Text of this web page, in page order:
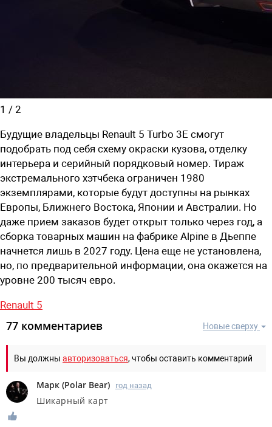
1 / 2
Будущие владельцы Renault 5 Turbo 3E смогут
подобрать под себя схему окраски кузова, отделку
интерьера и серийный порядковый номер. Тираж
экстремального хэтчбека ограничен 1980
экземплярами, которые будут доступны на рынках
Европы, Ближнего Востока, Японии и Австралии. Но
даже прием заказов будет открыт только через год, а
сборка товарных машин на фабрике Alpine в Дьеппе
начнется лишь в 2027 году. Цена еще не установлена,
но, по предварительной информации, она окажется на
уровне 200 тысяч евро.
Renault 5
Новые сверху
77 комментариев
Вы должны авторизоваться, чтобы оставить комментарий
Марк (Polar Bear) год назад
Шикарный карт